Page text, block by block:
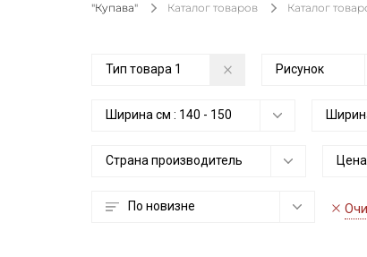
"Купава" Каталог товаров Каталог
Тип товара 1 Рисунок
Ширина см : 140 - 150
Страна производитель
По новизне